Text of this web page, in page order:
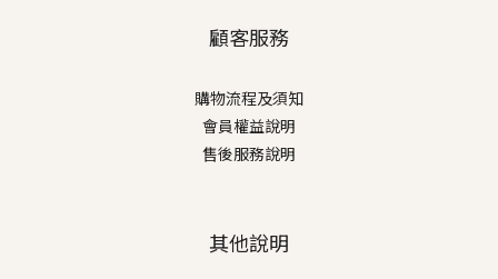
顧客服務
購物流程及須知
會員權益說明
售後服務說明
其他說明